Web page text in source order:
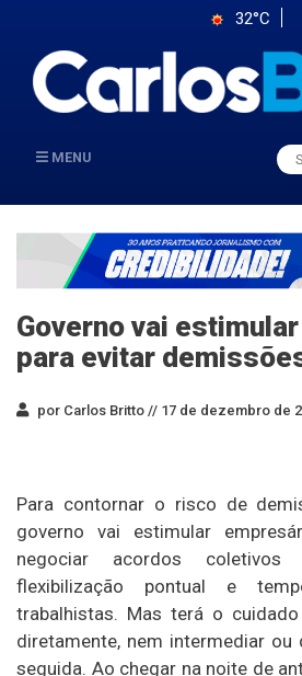
32°C
MENU
Governo vai
para evitar
por Carlos Britto // 17 de dezembro de
Para contornar o risco de
governo vai estimular
negociar acordos
flexibilização pontual e
trabalhistas. Mas terá o
diretamente, nem intermediar
seguida. Ao chegar na noite de